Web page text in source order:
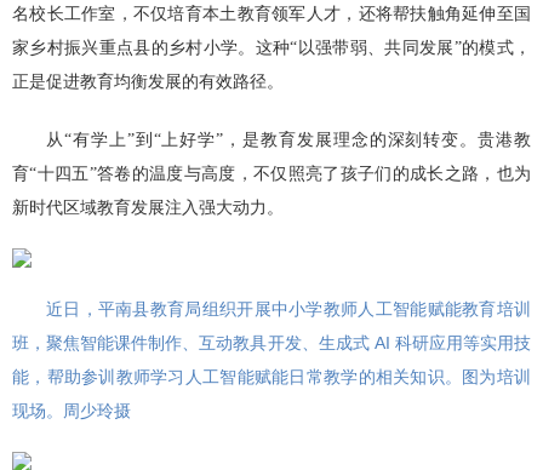
名校长工作室，不仅培育本土教育领军人才，还将帮扶触角延伸至国
家乡村振兴重点县的乡村小学。这种“以强带弱、共同发展”的模式，
正是促进教育均衡发展的有效路径。
从“有学上”到“上好学”，是教育发展理念的深刻转变。贵港教
育“十四五”答卷的温度与高度，不仅照亮了孩子们的成长之路，也为
新时代区域教育发展注入强大动力。
近日，平南县教育局组织开展中小学教师人工智能赋能教育培训
班，聚焦智能课件制作、互动教具开发、生成式 AI 科研应用等实用技
能，帮助参训教师学习人工智能赋能日常教学的相关知识。图为培训
现场。周少玲摄